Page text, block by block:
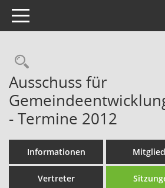
Toggle navigation
Rechercheauswahl
Ausschuss für
- Termine 2012
Informationen
Vertreter